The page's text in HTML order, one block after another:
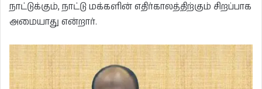
நாட்டுக்கும், நாட்டு மக்களின் எதிர்காலத்திற்கும் சிறப்பாக
அமையாது என்றார்.